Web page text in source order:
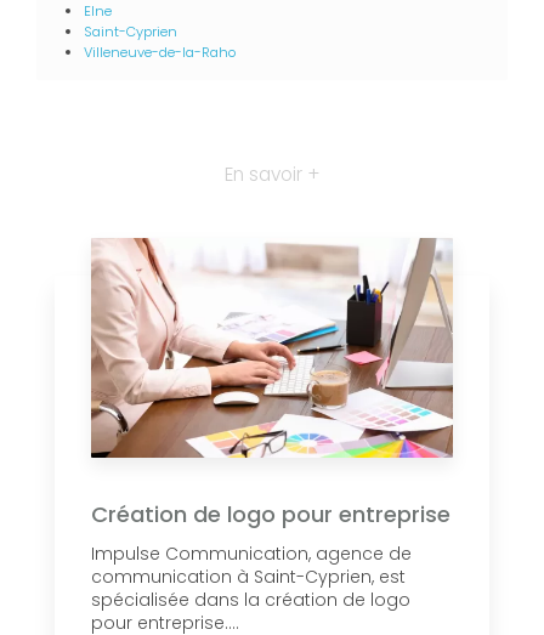
Elne
Saint-Cyprien
Villeneuve-de-la-Raho
En savoir +
Création de logo pour entreprise
Impulse Communication, agence de
communication à Saint-Cyprien, est
spécialisée dans la création de logo
pour entreprise....